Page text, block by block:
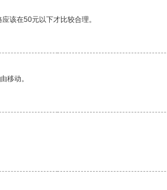
该在50元以下才比较合理。
移动。